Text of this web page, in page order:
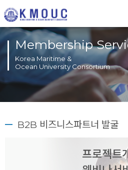
Membership
Korea Maritime &
Ocean University Consortium
B2B 비즈니스파트너 발굴
프로젝트
통합